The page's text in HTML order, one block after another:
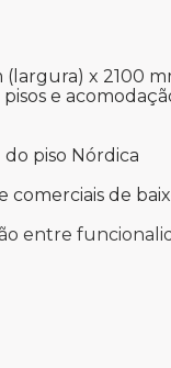
(largura) x 2100
e
piso Nórdica
comerciais de
entre